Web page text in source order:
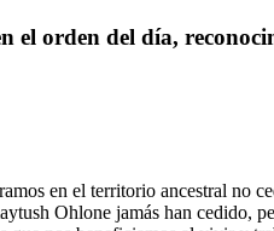
el orden del día,
en el territorio ancestral no
Ohlone jamás han